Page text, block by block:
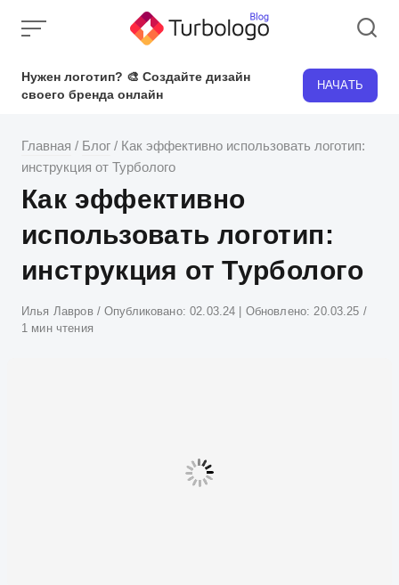
Нужен логотип? 🎨 Создайте дизайн
своего бренда онлайн
НАЧАТЬ
Главная / Блог / Как эффективно использовать логотип:
инструкция от Турболого
Как эффективно
использовать логотип:
инструкция от Турболого
Атвор
Илья Лавров Опубликовано:02.03.24 | Обновлено:20.03.25
1 мин чтения